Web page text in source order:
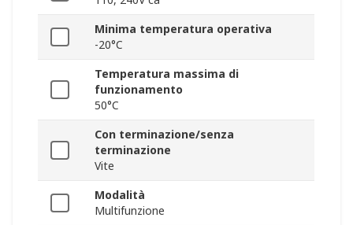
Minima temperatura operativa
-20°C
Temperatura massima di
funzionamento
50°C
Con terminazione/senza
terminazione
Vite
Modalità
Multifunzione